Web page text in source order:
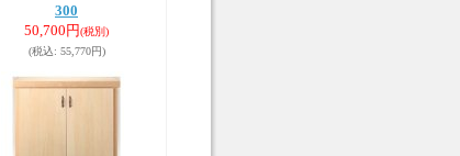
300
50,700円(税別)
(税込: 55,770円)